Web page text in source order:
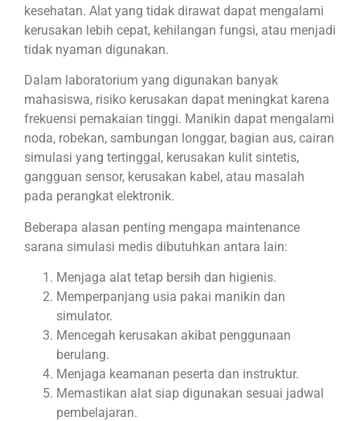
kesehatan. Alat yang tidak dirawat dapat mengalami
kerusakan lebih cepat, kehilangan fungsi, atau menjadi
tidak nyaman digunakan.
Dalam laboratorium yang digunakan banyak
mahasiswa, risiko kerusakan dapat meningkat karena
frekuensi pemakaian tinggi. Manikin dapat mengalami
noda, robekan, sambungan longgar, bagian aus, cairan
simulasi yang tertinggal, kerusakan kulit sintetis,
gangguan sensor, kerusakan kabel, atau masalah
pada perangkat elektronik.
Beberapa alasan penting mengapa maintenance
sarana simulasi medis dibutuhkan antara lain:
Menjaga alat tetap bersih dan higienis.
Memperpanjang usia pakai manikin dan
simulator.
Mencegah kerusakan akibat penggunaan
berulang.
Menjaga keamanan peserta dan instruktur.
Memastikan alat siap digunakan sesuai jadwal
pembelajaran.